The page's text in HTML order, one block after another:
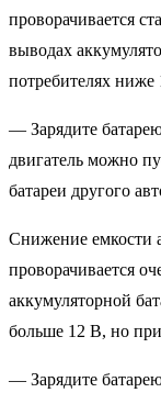
проворачивается
выводах
потребителях ниже
— Зарядите
двигатель можно
батареи другого
Снижение емкости
проворачивается
аккумуляторной
больше 12 В, но
— Зарядите